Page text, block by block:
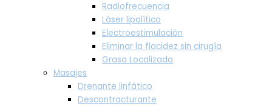
Radiofrecuencia
Láser lipolítico
Electroestimulación
Eliminar la flacidez sin cirugía
Grasa Localizada
Masajes
Drenante linfático
Descontracturante